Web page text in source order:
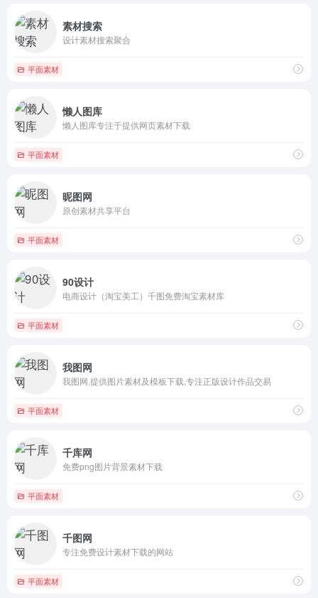
素材搜索
设计素材搜索聚合
平面素材
懒人图库
懒人图库专注于提供网页素材下载
平面素材
昵图网
原创素材共享平台
平面素材
90设计
电商设计（淘宝美工）千图免费淘宝素材库
平面素材
我图网
我图网,提供图片素材及模板下载,专注正版设计作品交易
平面素材
千库网
免费png图片背景素材下载
平面素材
千图网
专注免费设计素材下载的网站
平面素材